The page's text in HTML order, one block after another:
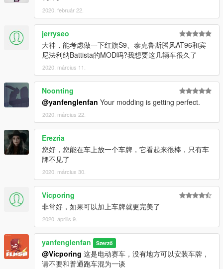
2020. február 22.
jerryseo
大神，能考虑做一下红旗S9、泰克鲁斯腾风AT96和宾
尼法利纳Battista的MOD吗?我想要这几辆车很久了
2020. március 11.
Noonting
@yanfenglenfan Your modding is getting perfect.
2020. március 22.
Erezria
您好，您能在车上放一个车牌，它看起来很棒，只有车
牌不见了
2020. március 30.
Vicporing
非常好，如果可以加上车牌就更完美了
2020. április 9.
yanfenglenfan Szerző
@Vicporing 这是电动赛车，没有地方可以安装车牌，
请不要和普通跑车混为一谈